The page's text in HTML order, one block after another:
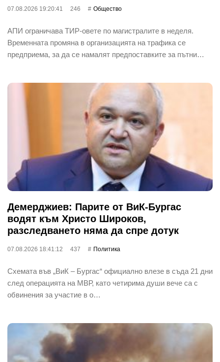
07.08.2026 19:20:41 246 Общество
АПИ ограничава ТИР-овете по магистралите в неделя.
Временната промяна в организацията на трафика се
предприема, за да се намалят предпоставките за пътни…
Демерджиев: Парите от ВиК-Бургас
водят към Христо Широков,
разследването няма да спре дотук
07.08.2026 18:41:12 437 Политика
Схемата във „ВиК – Бургас“ официално влезе в съда 21 дни
след операцията на МВР, като четирима души вече са с
обвинения за участие в о…